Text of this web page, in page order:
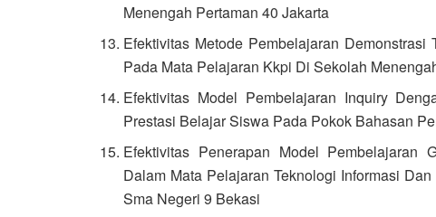
Menengah Pertaman 40 Jakarta
Efektivitas Metode Pembelajaran
Pada Mata Pelajaran Kkpi Di Sekolah
Efektivitas Model Pembelajaran Inquiry
Prestasi Belajar Siswa Pada Pokok Bahasan
Efektivitas Penerapan Model Pembelajaran
Dalam Mata Pelajaran Teknologi Informasi
Sma Negeri 9 Bekasi